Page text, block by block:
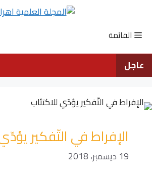
المحتوىالقائمة
عاجل
الإفراط في التّفكير
19 ديسمبر، 2018